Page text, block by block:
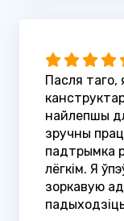
Пасля таго,
найлепшы
зручны
падтрымка
лёгкім. Я
зоркавую